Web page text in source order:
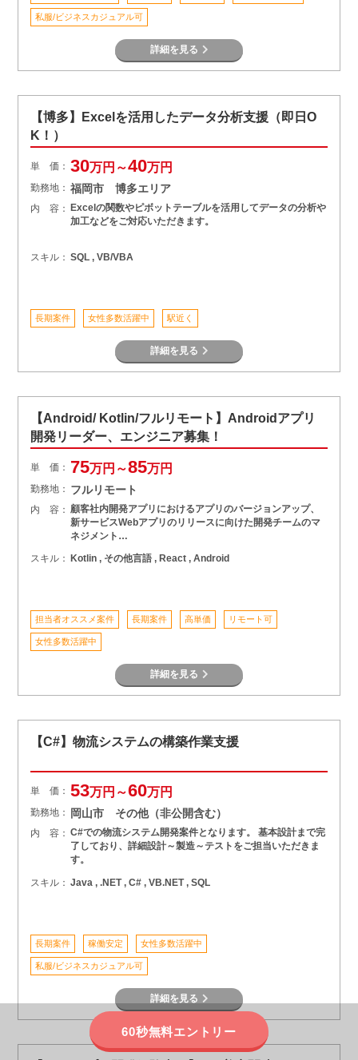
私服/ビジネスカジュアル可
詳細を見る
【博多】Excelを活用したデータ分析支援（即日O
K！）
単 価： 30万円～40万円
勤務地： 福岡市 博多エリア
内 容： Excelの関数やピボットテーブルを活用してデータの分析や
加工などをご対応いただきます。
スキル： SQL , VB/VBA
長期案件 女性多数活躍中 駅近く
詳細を見る
【Android/ Kotlin/フルリモート】Androidアプリ
開発リーダー、エンジニア募集！
単 価： 75万円～85万円
勤務地： フルリモート
内 容： 顧客社内開発アプリにおけるアプリのバージョンアップ、
新サービスWebアプリのリリースに向けた開発チームのマ
ネジメント…
スキル： Kotlin , その他言語 , React , Android
担当者オススメ案件 長期案件 高単価 リモート可
女性多数活躍中
詳細を見る
【C#】物流システムの構築作業支援
単 価： 53万円～60万円
勤務地： 岡山市 その他（非公開含む）
内 容： C#での物流システム開発案件となります。 基本設計まで完
了しており、詳細設計～製造～テストをご担当いただきま
す。
スキル： Java , .NET , C# , VB.NET , SQL
長期案件 稼働安定 女性多数活躍中
私服/ビジネスカジュアル可
詳細を見る
60秒無料エントリー